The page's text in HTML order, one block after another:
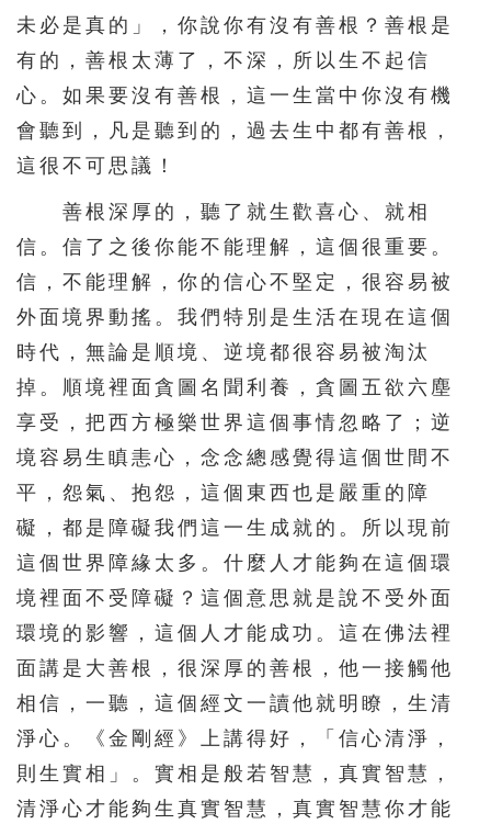
未必是真的」，你說你有沒有善根？善根是
有的，善根太薄了，不深，所以生不起信
心。如果要沒有善根，這一生當中你沒有機
會聽到，凡是聽到的，過去生中都有善根，
這很不可思議！
善根深厚的，聽了就生歡喜心、就相
信。信了之後你能不能理解，這個很重要。
信，不能理解，你的信心不堅定，很容易被
外面境界動搖。我們特別是生活在現在這個
時代，無論是順境、逆境都很容易被淘汰
掉。順境裡面貪圖名聞利養，貪圖五欲六塵
享受，把西方極樂世界這個事情忽略了；逆
境容易生瞋恚心，念念總感覺得這個世間不
平，怨氣、抱怨，這個東西也是嚴重的障
礙，都是障礙我們這一生成就的。所以現前
這個世界障緣太多。什麼人才能夠在這個環
境裡面不受障礙？這個意思就是說不受外面
環境的影響，這個人才能成功。這在佛法裡
面講是大善根，很深厚的善根，他一接觸他
相信，一聽，這個經文一讀他就明瞭，生清
淨心。《金剛經》上講得好，「信心清淨，
則生實相」。實相是般若智慧，真實智慧，
清淨心才能夠生真實智慧，真實智慧你才能